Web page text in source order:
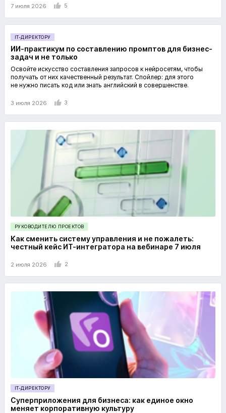
7 июля 2026 5
IT-ДИРЕКТОРУ
ИИ-практикум по составлению промптов для бизнес-
задач и не только
Освойте искусство составления запросов к нейросетям, чтобы
получать от них качественный результат. Спойлер: для этого
не нужно писать код или знать английский в совершенстве.
3 июля 2026 3
РУКОВОДИТЕЛЮ ПРОЕКТОВ
Как сменить систему управления и не пожалеть:
честный кейс ИТ-интегратора на вебинаре 7 июля
2 июля 2026 2
IT-ДИРЕКТОРУ
Суперприложения для бизнеса: как единое окно
меняет корпоративную культуру